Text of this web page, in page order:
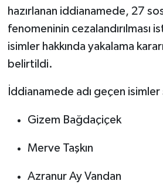
hazırlanan iddianamede, 27
fenomeninin cezalandırılması
isimler hakkında yakalama kararı
belirtildi.
İddianamede adı geçen
Gizem Bağdaçiçek
Merve Taşkın
Azranur Ay Vandan